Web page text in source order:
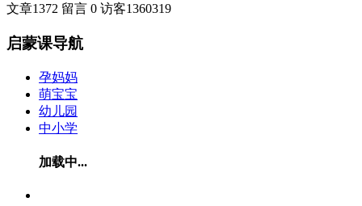
文章1372 留言 0 访客1360319
启蒙课导航
孕妈妈
萌宝宝
幼儿园
中小学
加载中...